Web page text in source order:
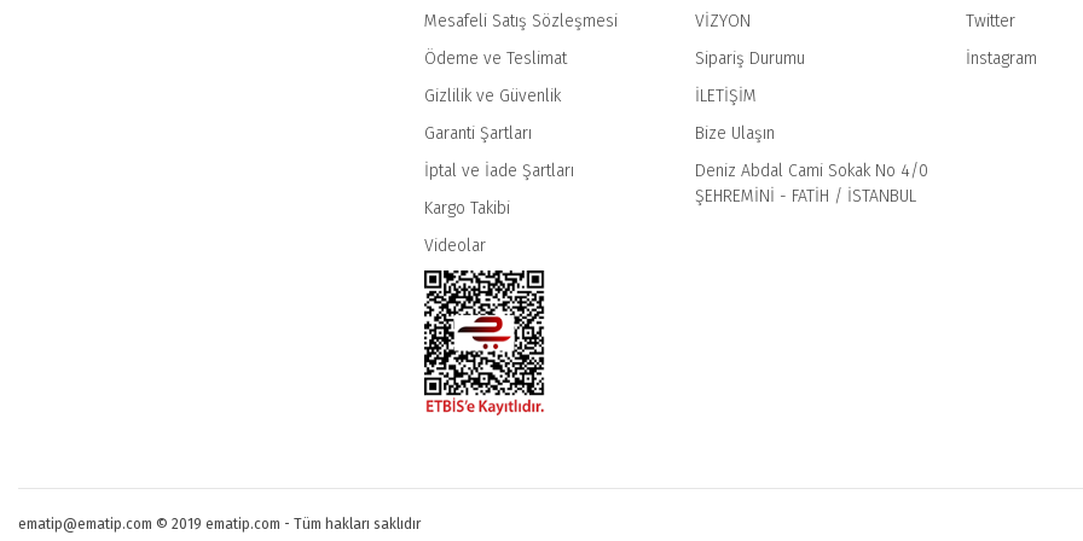
Mesafeli Satış Sözleşmesi
Ödeme ve Teslimat
Gizlilik ve Güvenlik
Garanti Şartları
İptal ve İade Şartları
Kargo Takibi
Videolar
VİZYON
Sipariş Durumu
İLETİŞİM
Bize Ulaşın
Deniz Abdal Cami Sokak No 4/0
ŞEHREMİNİ - FATİH / İSTANBUL
Twitter
İnstagram
ematip@ematip.com © 2019 ematip.com - Tüm hakları saklıdır